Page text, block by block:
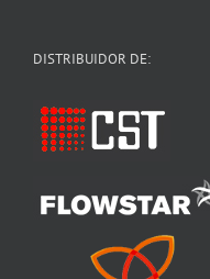
DISTRIBUIDOR DE: